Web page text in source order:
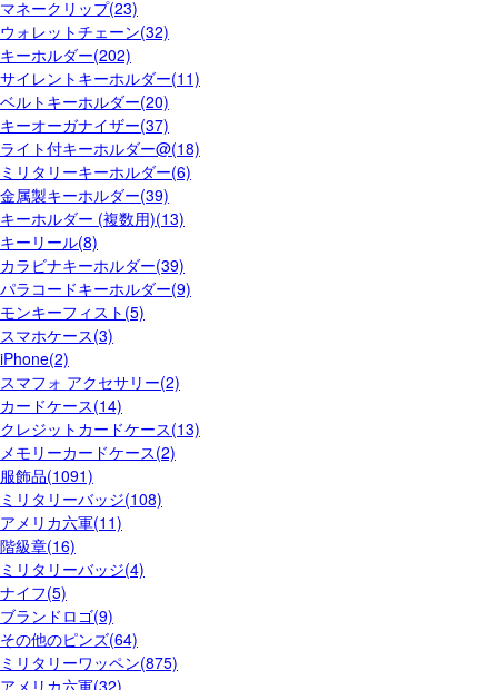
マネークリップ(23)
ウォレットチェーン(32)
キーホルダー(202)
サイレントキーホルダー(11)
ベルトキーホルダー(20)
キーオーガナイザー(37)
ライト付キーホルダー@(18)
ミリタリーキーホルダー(6)
金属製キーホルダー(39)
キーホルダー (複数用)(13)
キーリール(8)
カラビナキーホルダー(39)
パラコードキーホルダー(9)
モンキーフィスト(5)
スマホケース(3)
iPhone(2)
スマフォ アクセサリー(2)
カードケース(14)
クレジットカードケース(13)
メモリーカードケース(2)
服飾品(1091)
ミリタリーバッジ(108)
アメリカ六軍(11)
階級章(16)
ミリタリーバッジ(4)
ナイフ(5)
ブランドロゴ(9)
その他のピンズ(64)
ミリタリーワッペン(875)